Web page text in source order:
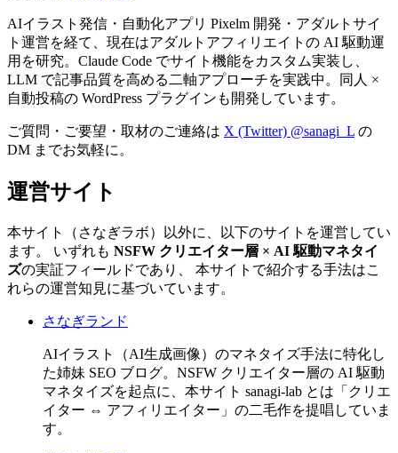
AIイラスト発信・自動化アプリ Pixelm 開発・アダルトサイ
ト運営を経て、現在はアダルトアフィリエイトの AI 駆動運
用を研究。Claude Code でサイト機能をカスタム実装し、
LLM で記事品質を高める二軸アプローチを実践中。同人 ×
自動投稿の WordPress プラグインも開発しています。
ご質問・ご要望・取材のご連絡は X (Twitter) @sanagi_L の
DM までお気軽に。
運営サイト
本サイト（さなぎラボ）以外に、以下のサイトを運営してい
ます。 いずれも NSFW クリエイター層 × AI 駆動マネタイ
ズの実証フィールドであり、 本サイトで紹介する手法はこ
れらの運営知見に基づいています。
さなぎランド
AIイラスト（AI生成画像）のマネタイズ手法に特化し
た姉妹 SEO ブログ。NSFW クリエイター層の AI 駆動
マネタイズを起点に、本サイト sanagi-lab とは「クリエ
イター ⇔ アフィリエイター」の二毛作を提唱していま
す。